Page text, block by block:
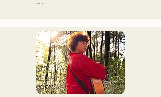
เดือนพฤศจิกายน 2023
แก่นแท้ของป๊อปร็อกถูก
ถ่ายทอดผ่านบทเพลงอันแสน
คิดถึง ขับร้องโดยนักร้องและ
มือกีตาร์ ยูมะ คามิยะ